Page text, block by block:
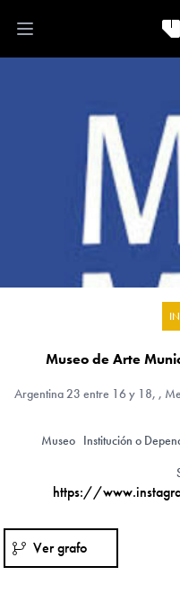
Open main menu
Museo de Arte
Argentina23 entre 16 y 18, ,
Museo Institución o
https://
Ver grafo